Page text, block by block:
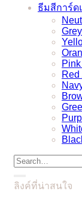
ธีมสีการ์ด
Red
Search
for:
ลิงค์ที่น่าสนใจ